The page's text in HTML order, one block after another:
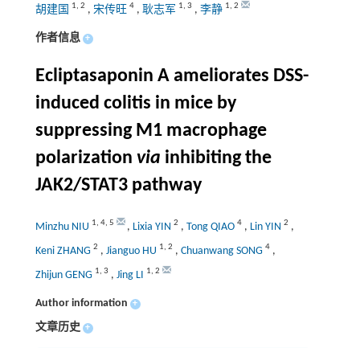
胡建国
1, 2 , 宋传旺 4, 耿志军 1, 3 , 李静 1, 2
作者信息 +
Ecliptasaponin A ameliorates DSS-
induced colitis in mice by
suppressing M1 macrophage
polarization via inhibiting the
JAK2/STAT3 pathway
Minzhu NIU 1, 4, 5 , Lixia YIN 2 , Tong QIAO 4, Lin YIN 2 ,
Keni ZHANG 2 , Jianguo HU 1, 2 , Chuanwang SONG 4,
Zhijun GENG 1, 3 , Jing LI 1, 2
Author information +
文章历史 +